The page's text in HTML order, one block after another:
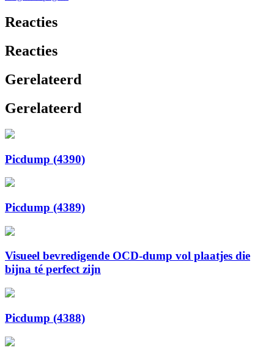
Reacties
Reacties
Gerelateerd
Gerelateerd
Picdump (4390)
Picdump (4389)
Visueel bevredigende OCD-dump vol plaatjes die
bijna té perfect zijn
Picdump (4388)